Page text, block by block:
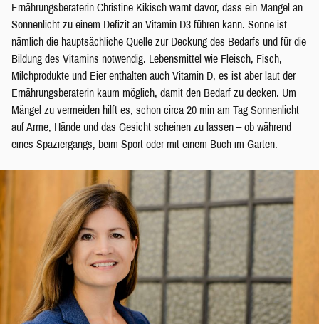
Ernährungsberaterin Christine Kikisch warnt davor, dass ein Mangel an
Sonnenlicht zu einem Defizit an Vitamin D3 führen kann. Sonne ist
nämlich die hauptsächliche Quelle zur Deckung des Bedarfs und für die
Bildung des Vitamins notwendig. Lebensmittel wie Fleisch, Fisch,
Milchprodukte und Eier enthalten auch Vitamin D, es ist aber laut der
Ernährungsberaterin kaum möglich, damit den Bedarf zu decken. Um
Mängel zu vermeiden hilft es, schon circa 20 min am Tag Sonnenlicht
auf Arme, Hände und das Gesicht scheinen zu lassen – ob während
eines Spaziergangs, beim Sport oder mit einem Buch im Garten.